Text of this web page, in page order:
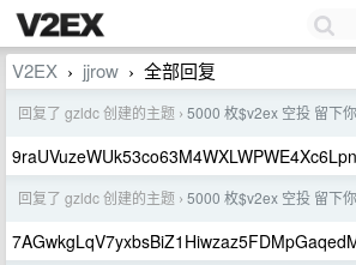
V2EX › jjrow › 全部回复
回复了 gzldc 创建的主题 › 5000 枚$v2ex 空投 留下
回复了 gzldc 创建的主题 › 5000 枚$v2ex 空投 留下